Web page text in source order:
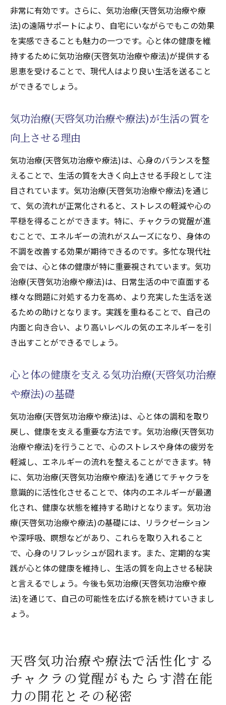
療や療法)の選び方
潜在能力を引き出す気功治療(天啓気功治療や療
潜在能力を引き出す気功治療(天啓気功治療
や療法)のプロセス
在能力の覚醒
気功治療(天啓気功治療や療法)による潜在能
力の実践例
潜在能力を活性化するための気功治療(天啓
気功治療や療法)テクニック
気功治療(天啓気功治療や療法)で潜在能力を
最大限に引き出す方法
潜在能力が開花する気功治療(天啓気功治療
や療法)の成果
気功治療(天啓気功治療や療法)を通じた心身の
バランス回復のプロセス
気功治療(天啓気功治療や療法)で心身のバラ
ンスを整える方法
気功治療(天啓気功治療や療法)によるバラン
ス回復の段階
(天啓気功治療や療法)の技法
気功治療(天啓気功治療や療法)がもたらす心
バランス回復を目指す気功治療(天啓気功治
療や療法)の実例
気功治療(天啓気功治療や療法)で心身のバラ
ンスを維持するコツ
遠隔気功治療(天啓気功治療や療法)が日常生活
にもたらすポジティブな影響
遠隔気功治療(天啓気功治療や療法)がもたら
す生活の変化
遠隔気功治療(天啓気功治療や療法)によるポ
ジティブな効果の実感
日常生活における遠隔気功治療(天啓気功治
療や療法)の利点
治療や療法)の役割
遠隔気功治療(天啓気功治療や療法)がもたら
すポジティブなライフスタイル
非常に有効です。さらに、気功治療(天啓気功治療や療
法)の遠隔サポートにより、自宅にいながらでもこの効果
を実感できることも魅力の一つです。心と体の健康を維
持するために気功治療(天啓気功治療や療法)が提供する
恩恵を受けることで、現代人はより良い生活を送ること
ができるでしょう。
気功治療(天啓気功治療や療法)が生活の質を
向上させる理由
気功治療(天啓気功治療や療法)は、心身のバランスを整
えることで、生活の質を大きく向上させる手段として注
目されています。気功治療(天啓気功治療や療法)を通じ
て、気の流れが正常化されると、ストレスの軽減や心の
平穏を得ることができます。特に、チャクラの覚醒が進
むことで、エネルギーの流れがスムーズになり、身体の
不調を改善する効果が期待できるのです。多忙な現代社
会では、心と体の健康が特に重要視されています。気功
治療(天啓気功治療や療法)は、日常生活の中で直面する
様々な問題に対処する力を高め、より充実した生活を送
るための助けとなります。実践を重ねることで、自己の
内面と向き合い、より高いレベルの気のエネルギーを引
き出すことができるでしょう。
心と体の健康を支える気功治療(天啓気功治療
や療法)の基礎
気功治療(天啓気功治療や療法)は、心と体の調和を取り
戻し、健康を支える重要な方法です。気功治療(天啓気功
治療や療法)を行うことで、心のストレスや身体の疲労を
軽減し、エネルギーの流れを整えることができます。特
に、気功治療(天啓気功治療や療法)を通じてチャクラを
意識的に活性化させることで、体内のエネルギーが最適
化され、健康な状態を維持する助けとなります。気功治
療(天啓気功治療や療法)の基礎には、リラクゼーション
や深呼吸、瞑想などがあり、これらを取り入れること
で、心身のリフレッシュが図れます。また、定期的な実
践が心と体の健康を維持し、生活の質を向上させる秘訣
と言えるでしょう。今後も気功治療(天啓気功治療や療
法)を通じて、自己の可能性を広げる旅を続けていきまし
ょう。
天啓気功治療や療法で活性化する
チャクラの覚醒がもたらす潜在能
力の開花とその秘密